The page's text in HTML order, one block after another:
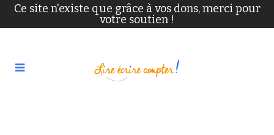
Ce site n'existe que grâce à vos dons, merci pour
votre soutien !